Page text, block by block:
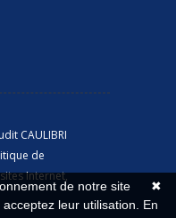
CAULIBRI
de
Internet,
✖
de notre site
leur utilisation. En